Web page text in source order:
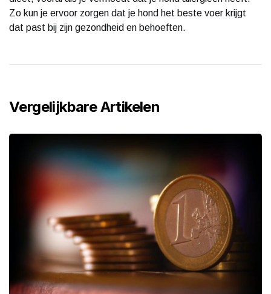
Zo kun je ervoor zorgen dat je hond het beste voer krijgt
dat past bij zijn gezondheid en behoeften.
Vergelijkbare Artikelen